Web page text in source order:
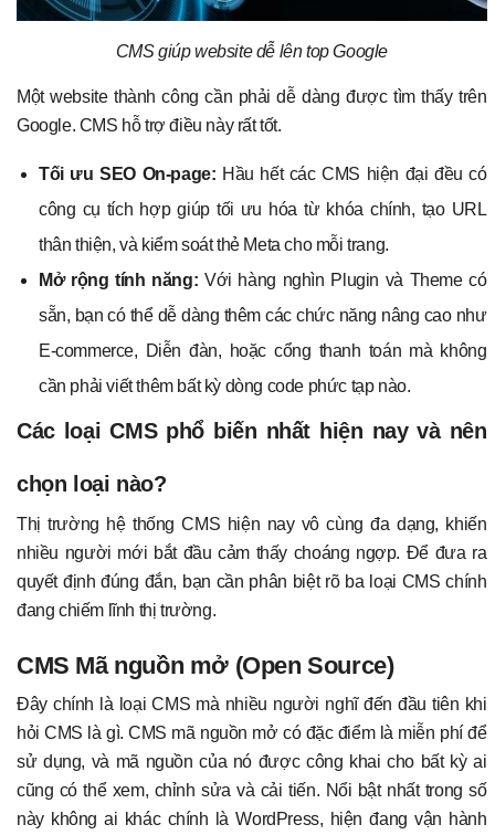
CMS giúp website dễ lên top Google
Một website thành công cần phải dễ dàng được tìm thấy trên
Google. CMS hỗ trợ điều này rất tốt.
Tối ưu SEO On-page: Hầu hết các CMS hiện đại đều có
công cụ tích hợp giúp tối ưu hóa từ khóa chính, tạo URL
thân thiện, và kiểm soát thẻ Meta cho mỗi trang.
Mở rộng tính năng: Với hàng nghìn Plugin và Theme có
sẵn, bạn có thể dễ dàng thêm các chức năng nâng cao như
E-commerce, Diễn đàn, hoặc cổng thanh toán mà không
cần phải viết thêm bất kỳ dòng code phức tạp nào.
Các loại CMS phổ biến nhất hiện nay và nên
chọn loại nào?
Thị trường hệ thống CMS hiện nay vô cùng đa dạng, khiến
nhiều người mới bắt đầu cảm thấy choáng ngợp. Để đưa ra
quyết định đúng đắn, bạn cần phân biệt rõ ba loại CMS chính
đang chiếm lĩnh thị trường.
CMS Mã nguồn mở (Open Source)
Đây chính là loại CMS mà nhiều người nghĩ đến đầu tiên khi
hỏi CMS là gì. CMS mã nguồn mở có đặc điểm là miễn phí để
sử dụng, và mã nguồn của nó được công khai cho bất kỳ ai
cũng có thể xem, chỉnh sửa và cải tiến. Nổi bật nhất trong số
này không ai khác chính là WordPress, hiện đang vận hành